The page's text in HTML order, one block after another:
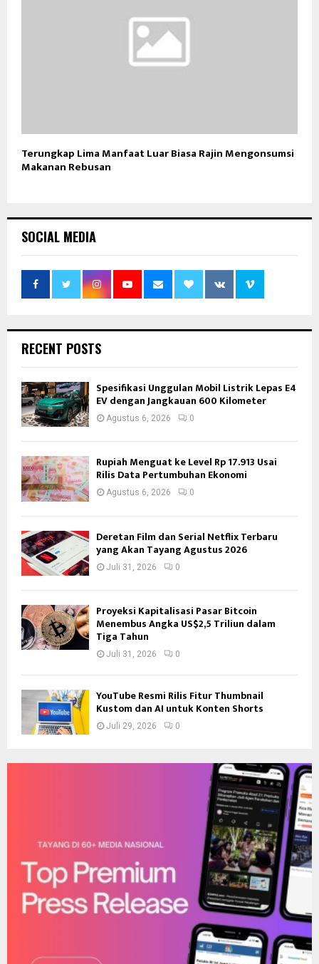
Terungkap Lima Manfaat Luar Biasa Rajin Mengonsumsi
Makanan Rebusan
SOCIAL MEDIA
RECENT POSTS
Spesifikasi Unggulan Mobil Listrik Lepas E4
EV dengan Jangkauan 600 Kilometer
Agustus 6, 2026 0
Rupiah Menguat ke Level Rp 17.913 Usai
Rilis Data Pertumbuhan Ekonomi
Agustus 6, 2026 0
Deretan Film dan Serial Netflix Terbaru
yang Akan Tayang Agustus 2026
Juli 31, 2026 0
Proyeksi Kapitalisasi Pasar Bitcoin
Menembus Angka US$2,5 Triliun dalam
Tiga Tahun
Juli 31, 2026 0
YouTube Resmi Rilis Fitur Thumbnail
Kustom dan AI untuk Konten Shorts
Juli 29, 2026 0